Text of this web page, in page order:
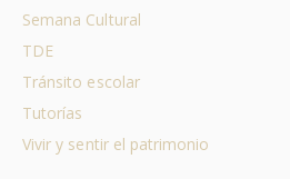
Semana Cultural
TDE
Tránsito escolar
Tutorías
Vivir y sentir el patrimonio